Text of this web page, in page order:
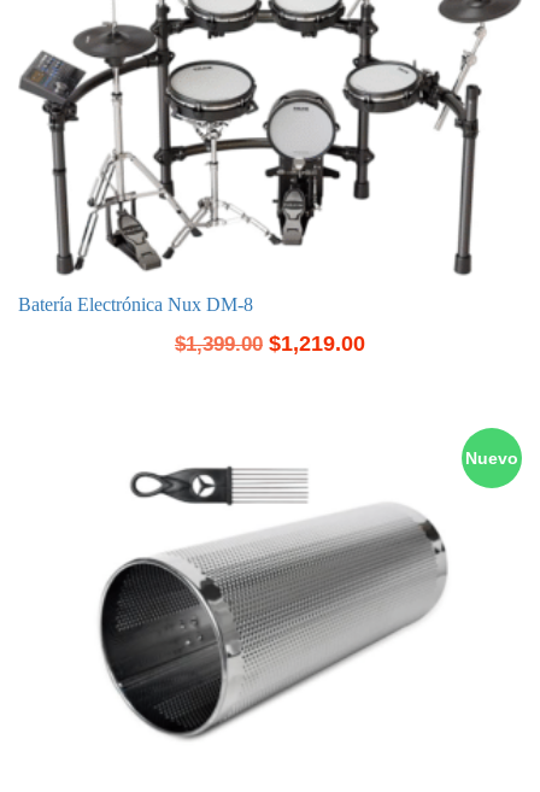
Batería Electrónica Nux DM-8
$1,399.00 $1,219.00
Nuevo